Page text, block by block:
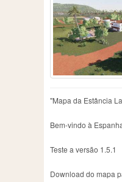
"Mapa da Estância
Bem-vindo à
Teste a versão 1.5.1
Download do mapa